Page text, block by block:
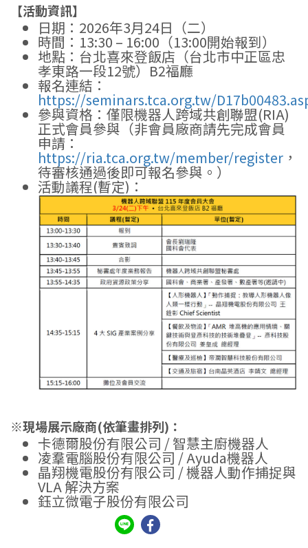
【活動資訊】
日期：2026年3月24日（二）
時間：13:30 – 16:00（13:00開始報到）
地點：台北喜來登飯店（台北市中正區忠
孝東路一段12號）B2福廳
報名連結：
https://seminars.tca.org.tw/
參與資格：僅限機器人跨域共創聯盟(RIA)
正式會員參與（非會員廠商請先完成會員
申請：
https://ria.tca.org.tw/member/register ，
待審核通過後即可報名參與。）
活動議程(暫定)：
※現場展示廠商(依筆畫排列)：
卡德爾股份有限公司 / 智慧主廚機器人
凌羣電腦股份有限公司 / Ayuda機器人
晶翔機電股份有限公司 / 機器人動作捕捉與
VLA 解決方案
鈺立微電子股份有限公司